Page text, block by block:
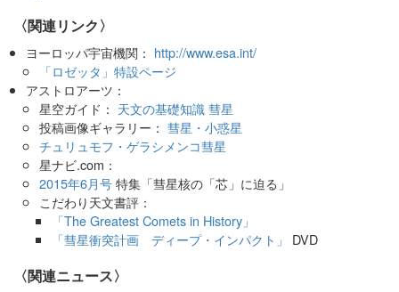
〈関連リンク〉
ヨーロッパ宇宙機関： http://www.esa.int/
「ロゼッタ」特設ページ
アストロアーツ：
星空ガイド： 天文の基礎知識 彗星
投稿画像ギャラリー： 彗星・小惑星
チュリュモフ・ゲラシメンコ彗星
星ナビ.com：
2015年6月号特集「彗星核の「芯」に迫る」
こだわり天文書評：
「The Greatest Comets in History」
「彗星衝突計画 ディープ・インパクト」
DVD
〈関連ニュース〉